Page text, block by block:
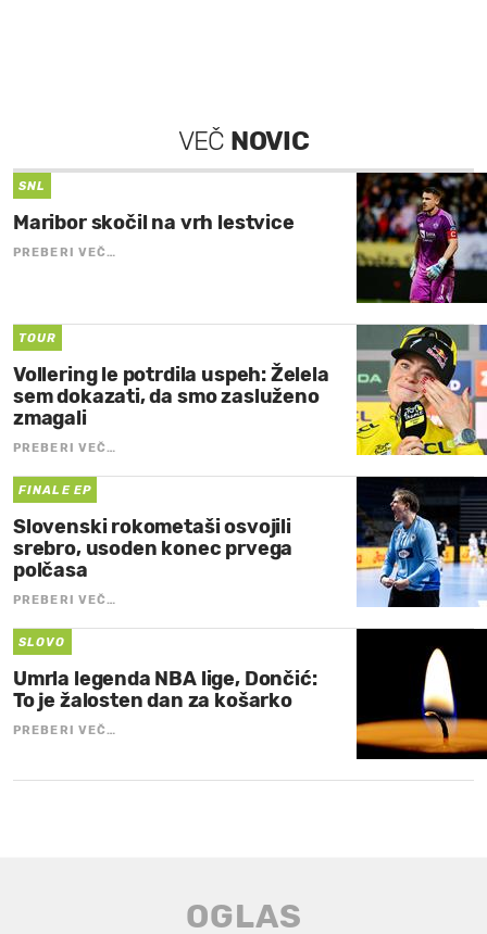
VEČ NOVIC
SNL
Maribor skočil na vrh lestvice
PREBERI VEČ…
TOUR
Vollering le potrdila uspeh: Želela
sem dokazati, da smo zasluženo
zmagali
PREBERI VEČ…
FINALE EP
Slovenski rokometaši osvojili
srebro, usoden konec prvega
polčasa
PREBERI VEČ…
SLOVO
Umrla legenda NBA lige, Dončić:
To je žalosten dan za košarko
PREBERI VEČ…